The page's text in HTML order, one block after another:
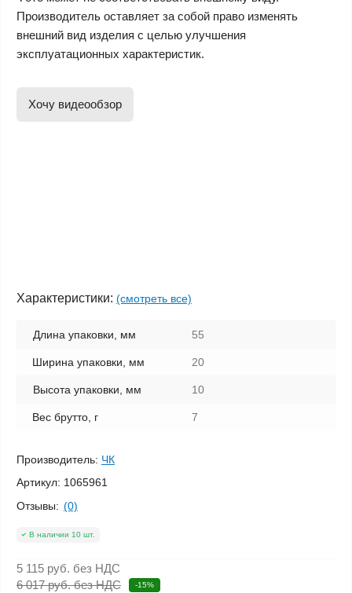
Производитель оставляет за собой право изменять
внешний вид изделия с целью улучшения
эксплуатационных характеристик.
Хочу видеообзор
Характеристики: (смотреть все)
Длина упаковки, мм 55
Ширина упаковки, мм 20
Высота упаковки, мм 10
Вес брутто, г 7
Производитель: ЧК
Артикул: 1065961
Отзывы: (0)
В наличии 10 шт.
5 115 руб. без НДС
6 017 руб. без НДС
-15%